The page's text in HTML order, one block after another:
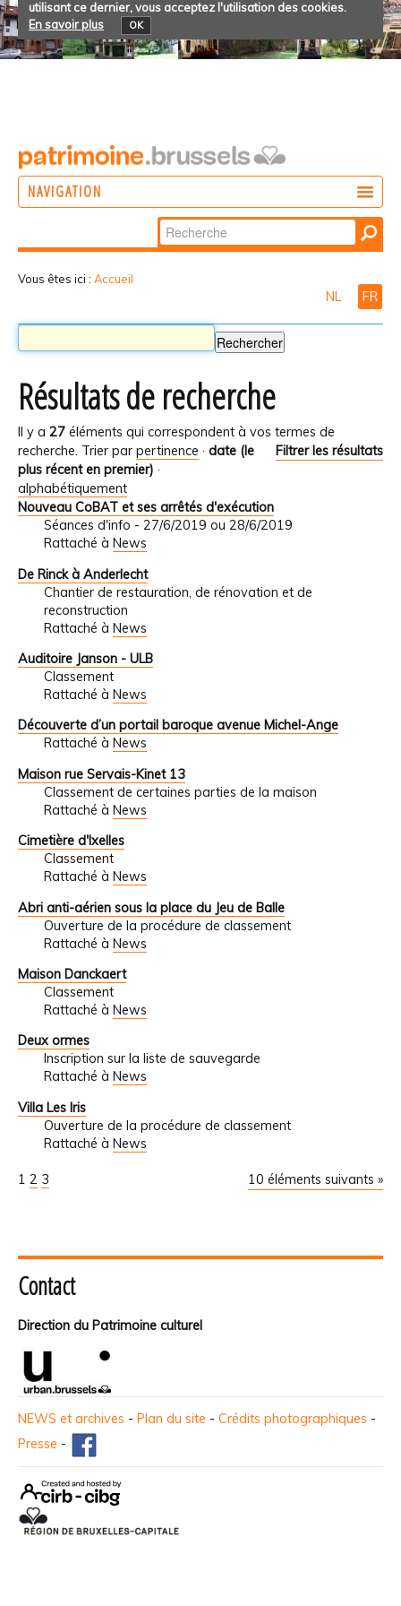
utilisant ce dernier, vous acceptez l'utilisation des cookies.
En savoir plus
OK
NAVIGATION
Chercher par
Recherche
Vous êtes ici : Accueil
NL FR
Résultats de recherche
Il y a 27 éléments qui correspondent à vos termes de
recherche.
Filtrer les résultats
Trier par pertinence · date (le
plus récent en premier) ·
alphabétiquement
Nouveau CoBAT et ses arrêtés d'exécution
Séances d'info - 27/6/2019 ou 28/6/2019
Rattaché à News
De Rinck à Anderlecht
Chantier de restauration, de rénovation et de
reconstruction
Rattaché à News
Auditoire Janson - ULB
Classement
Rattaché à News
Découverte d’un portail baroque avenue Michel-Ange
Rattaché à News
Maison rue Servais-Kinet 13
Classement de certaines parties de la maison
Rattaché à News
Cimetière d'Ixelles
Classement
Rattaché à News
Abri anti-aérien sous la place du Jeu de Balle
Ouverture de la procédure de classement
Rattaché à News
Maison Danckaert
Classement
Rattaché à News
Deux ormes
Inscription sur la liste de sauvegarde
Rattaché à News
Villa Les Iris
Ouverture de la procédure de classement
Rattaché à News
10 éléments suivants »
1 2 3
Contact
Direction du Patrimoine culturel
NEWS et archives - Plan du site - Crédits photographiques -
Presse -